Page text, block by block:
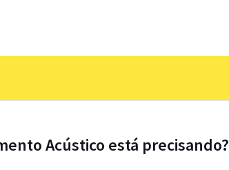
Acústico está precisando?